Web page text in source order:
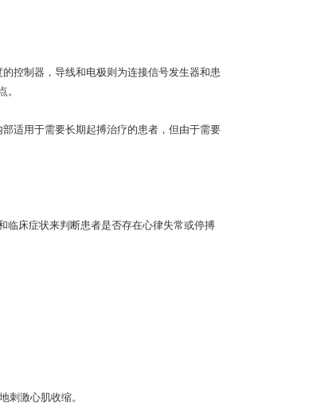
控制器，导线和电极则为连接信号发生器和患
。
适用于需要长期起搏治疗的患者，但由于需要
床症状来判断患者是否存在心律失常或停搏
激心肌收缩。